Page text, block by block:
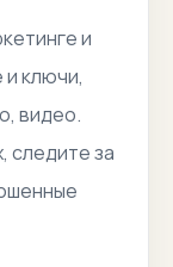
и
и ключи,
видео.
следите за